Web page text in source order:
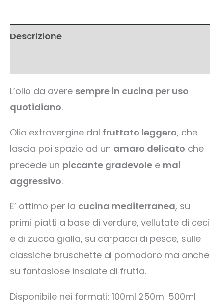
Nuovo
Descrizione
L’olio da avere sempre in cucina per uso
quotidiano.
Olio extravergine dal fruttato leggero, che
lascia poi spazio ad un amaro delicato che
precede un piccante gradevole e mai
aggressivo.
E’ ottimo per la cucina mediterranea, su
primi piatti a base di verdure, vellutate di ceci
e di zucca gialla, su carpacci di pesce, sulle
classiche bruschette al pomodoro ma anche
su fantasiose insalate di frutta.
Disponibile nei formati: 100ml 250ml 500ml